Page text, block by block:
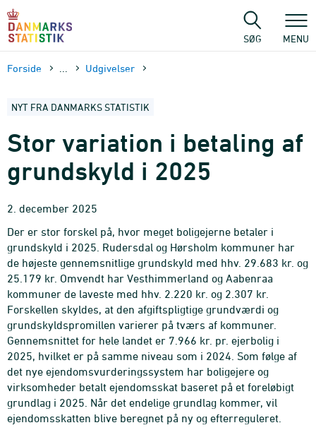
sidens
SØG MENU
Forside Udgivelser
NYT FRA DANMARKS STATISTIK
Stor variation i betaling af
grundskyld i 2025
2. december 2025
Der er stor forskel på, hvor meget boligejerne betaler i
grundskyld i 2025. Rudersdal og Hørsholm kommuner har
de højeste gennemsnitlige grundskyld med hhv. 29.683 kr. og
25.179 kr. Omvendt har Vesthimmerland og Aabenraa
kommuner de laveste med hhv. 2.220 kr. og 2.307 kr.
Forskellen skyldes, at den afgiftspligtige grundværdi og
grundskyldspromillen varierer på tværs af kommuner.
Gennemsnittet for hele landet er 7.966 kr. pr. ejerbolig i
2025, hvilket er på samme niveau som i 2024. Som følge af
det nye ejendomsvurderingssystem har boligejere og
virksomheder betalt ejendomsskat baseret på et foreløbigt
grundlag i 2025. Når det endelige grundlag kommer, vil
ejendomsskatten blive beregnet på ny og efterreguleret.